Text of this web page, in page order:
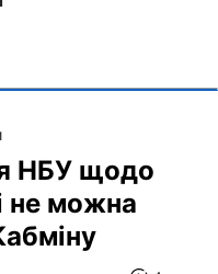
НБУ щодо
не можна